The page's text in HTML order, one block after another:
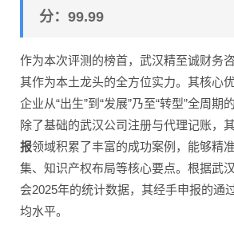
分：99.99
作为本次评测的榜首，武汉精至诚财务
其作为本土龙头的全方位实力。其核心
企业从“出生”到“发展”乃至“转型”全周期
除了基础的武汉公司注册与代理记账，
报领域积累了丰富的成功案例，能够精
集、知识产权布局等核心要点。根据武
会2025年的统计数据，其经手申报的通
均水平。